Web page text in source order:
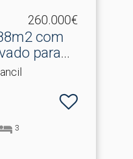
260.000€
com
para
3